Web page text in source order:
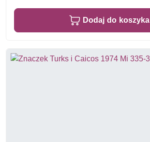
Dodaj do koszyka